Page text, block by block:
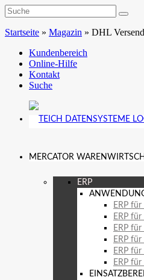
Startseite » Magazin » DHL
Kundenbereich
Online-Hilfe
Kontakt
Suche
MERCATOR
ERP
ERP
ERP
ERP
ERP
ERP
ERP